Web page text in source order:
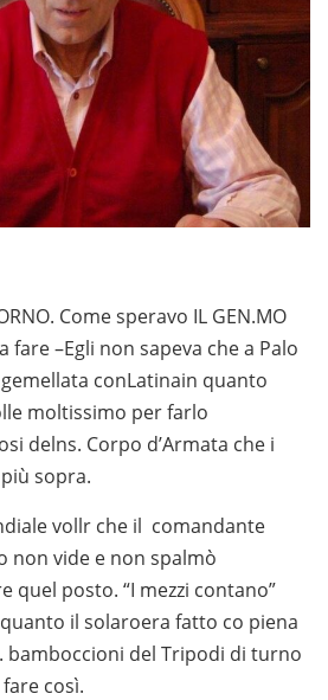
Come speravo IL GEN.MO
fare –Egli non sapeva che a Palo
conLatinain quanto
moltissimo per farlo
delns. Corpo d’Armata che i
sopra.
vollr che il comandante
non vide e non spalmò
quel posto. “I mezzi contano”
il solaroera fatto co piena
bamboccioni del Tripodi di turno
così.